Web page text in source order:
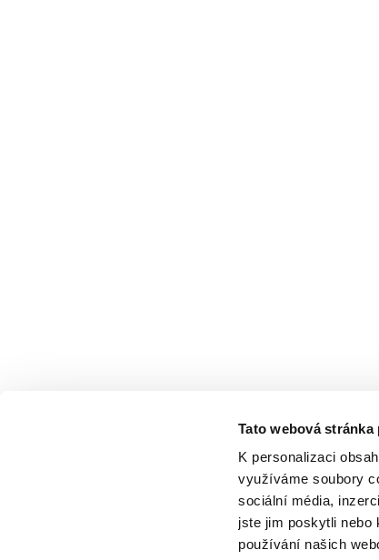
Tato webová
K personalizaci
využíváme soubory
sociální média,
jste jim poskytli nebo
používání našich